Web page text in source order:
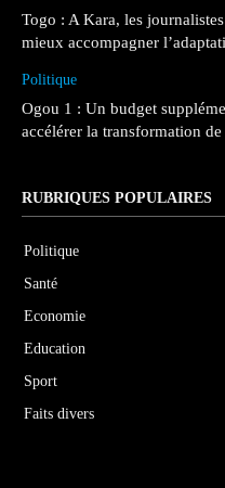
Togo : A Kara, les
mieux accompagner
Politique
Ogou 1 : Un budget
accélérer la transformation
RUBRIQUES POPULAIRES
Politique
Santé
Economie
Education
Sport
Faits divers